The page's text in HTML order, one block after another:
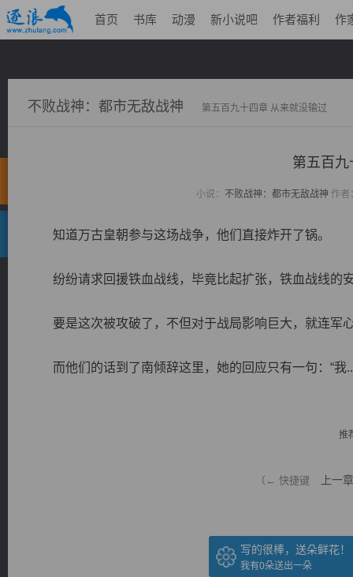
首页 书库 动漫 新小说吧 作者福利 作
不败战神：都市无敌战神 第五百九十四章 从来就没输过
第五百
小说： 不败战神：都市无敌战神 作者
知道万古皇朝参与这场战争，他们直接炸开了锅。
纷纷请求回援铁血战线，毕竟比起扩张，铁血战线的
要是这次被攻破了，不但对于战局影响巨大，就连军
而他们的话到了南倾辞这里，她的回应只有一句：“我
推
（← 快捷键 上一章
写的很棒，送朵鲜花！
我有0朵送出一朵